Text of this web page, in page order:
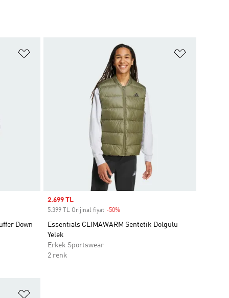
Down
Sale price
2.699 TL
5.399 TL Orijinal fiyat -50%Discount
Essentials CLIMAWARM Sentetik Dolgulu
Yelek
Erkek Sportswear
2 renk